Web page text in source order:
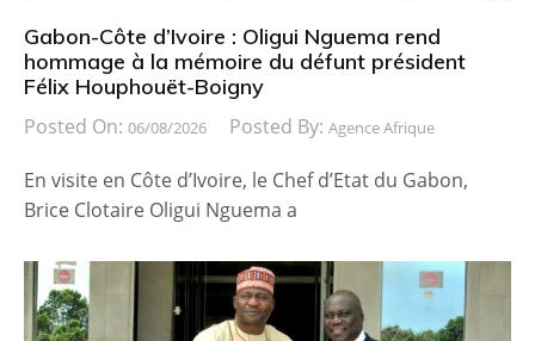
Gabon-Côte d’Ivoire : Oligui Nguema rend
hommage à la mémoire du défunt président
Félix Houphouët-Boigny
Posted On: 06/08/2026 Posted By: Agence Afrique
En visite en Côte d’Ivoire, le Chef d’Etat du Gabon,
Brice Clotaire Oligui Nguema a